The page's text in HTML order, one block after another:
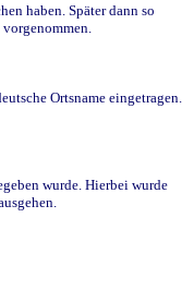
haben. Später dann so
Ortsname eingetragen.
wurde. Hierbei wurde